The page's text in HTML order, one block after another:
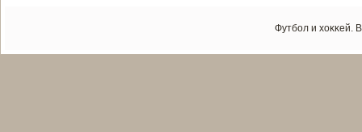
Футбол и хоκκей.